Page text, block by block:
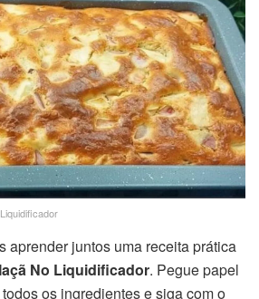
aprender juntos uma receita prática
No Liquidificador. Pegue papel
os ingredientes e siga com o